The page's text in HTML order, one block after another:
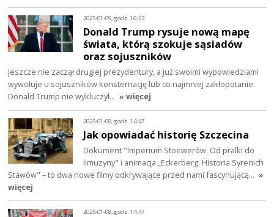
2025-01-09, godz. 16:23
Donald Trump rysuje nową mapę
świata, którą szokuje sąsiadów
oraz sojuszników
Jeszcze nie zaczął drugiej prezydentury, a już swoimi wypowiedziami
wywołuje u sojuszników konsternację lub co najmniej zakłopotanie.
Donald Trump nie wykluczył… » więcej
2025-01-08, godz. 14:47
Jak opowiadać historię Szczecina
Dokument "Imperium Stoewerów. Od pralki do
limuzyny" i animacja „Eckerberg. Historia Syrenich
Stawów" – to dwa nowe filmy odkrywające przed nami fascynującą… »
więcej
2025-01-08, godz. 14:47